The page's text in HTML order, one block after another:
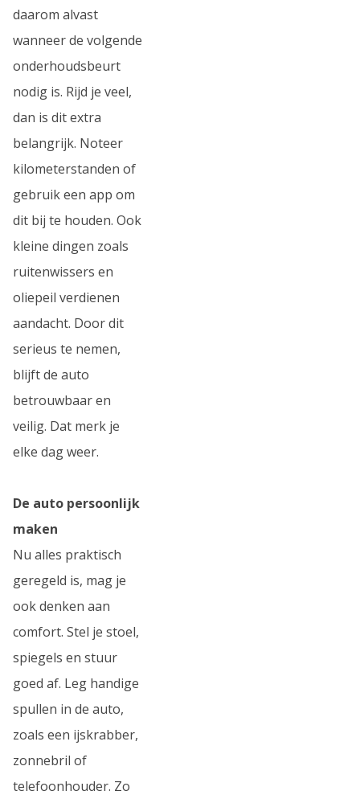
daarom alvast
wanneer de volgende
onderhoudsbeurt
nodig is. Rijd je veel,
dan is dit extra
belangrijk. Noteer
kilometerstanden of
gebruik een app om
dit bij te houden. Ook
kleine dingen zoals
ruitenwissers en
oliepeil verdienen
aandacht. Door dit
serieus te nemen,
blijft de auto
betrouwbaar en
veilig. Dat merk je
elke dag weer.
De auto persoonlijk
maken
Nu alles praktisch
geregeld is, mag je
ook denken aan
comfort. Stel je stoel,
spiegels en stuur
goed af. Leg handige
spullen in de auto,
zoals een ijskrabber,
zonnebril of
telefoonhouder. Zo